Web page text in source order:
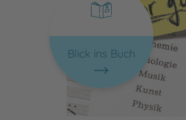
Blick ins Buch